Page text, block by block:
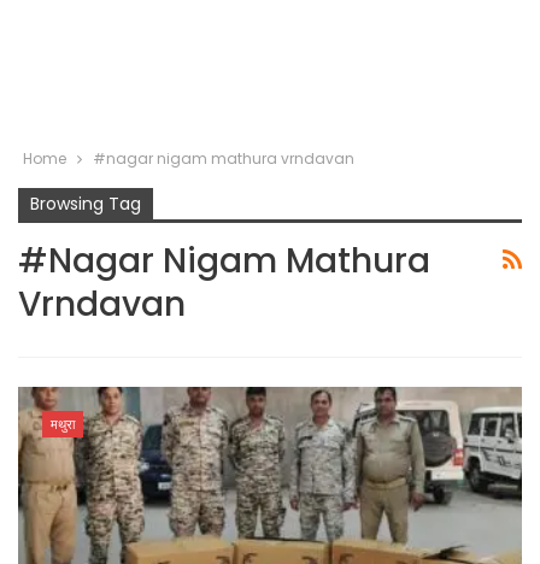
Home #nagar nigam mathura vrndavan
Browsing Tag
#nagar Nigam Mathura
Vrndavan
मथुरा